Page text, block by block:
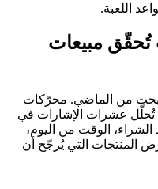
اللعبة.
تُحقّق مبيعات
من الماضي. محرّكات
تُحلّل عشرات الإشارات في
الوقت من اليوم،
المنتجات التي يُرجّح أن